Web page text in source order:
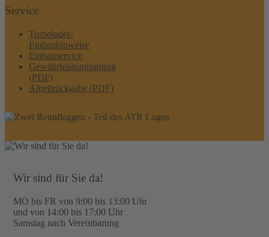
Service
Turbolader-
Einbauhinweise
Einbauservice
Gewährleistungsantrag
(PDF)
Altteilrückgabe (PDF)
Wir sind für Sie da!
MO bis FR von 9:00 bis 13:00 Uhr
und von 14:00 bis 17:00 Uhr
Samstag nach Vereinbarung